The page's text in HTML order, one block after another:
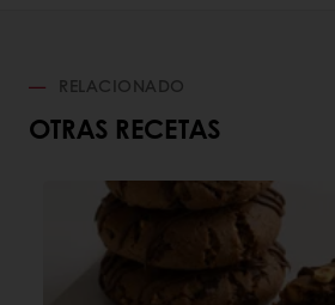
RELACIONADO
OTRAS RECETAS